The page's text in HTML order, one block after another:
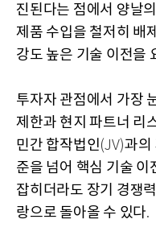
진된다는 점에서 양날
제품 수입을 철저히 배
강도 높은 기술 이전을
투자자 관점에서 가장
제한과 현지 파트너 리
민간 합작법인(JV)과의
준을 넘어 핵심 기술 이
잡히더라도 장기 경쟁
랑으로 돌아올 수 있다.